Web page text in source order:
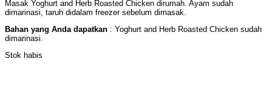
Masak Yoghurt and Herb Roasted Chicken dirumah. Ayam sudah
dimarinasi, taruh didalam freezer sebelum dimasak.
Bahan yang Anda dapatkan : Yoghurt and Herb Roasted Chicken sudah
dimarinasi.
Stok habis